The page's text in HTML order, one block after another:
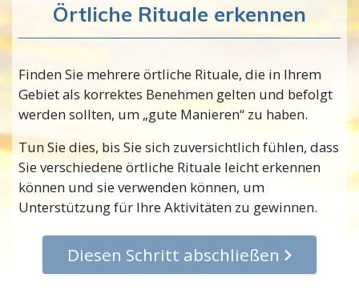
Örtliche Rituale erkennen
Finden Sie mehrere örtliche Rituale, die in Ihrem
Gebiet als korrektes Benehmen gelten und befolgt
werden sollten, um „gute Manieren“ zu haben.
Tun Sie dies, bis Sie sich zuversichtlich fühlen, dass
Sie verschiedene örtliche Rituale leicht erkennen
können und sie verwenden können, um
Unterstützung für Ihre Aktivitäten zu gewinnen.
Diesen Schritt abschließen